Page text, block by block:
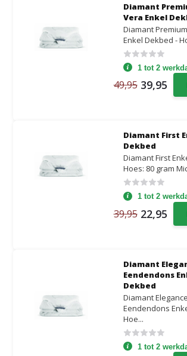
Diamant
Vera Enkel
Diamant
Enkel Dekbed -
1 tot 2
49,95 39,95
Diamant First
Dekbed
Diamant First
Hoes: 80 gram
1 tot 2
39,95 22,95
Diamant
Eendendons
Dekbed
Diamant
Eendendons
Hoe...
1 tot 2